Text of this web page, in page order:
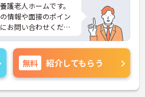
護老人ホームです。
情報や面接のポイン
お問い合わせくださ
無料 紹介してもらう